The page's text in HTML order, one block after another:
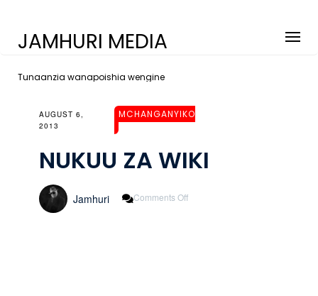
JAMHURI MEDIA
Tunaanzia wanapoishia wengine
AUGUST 6,
2013
MCHANGANYIKO
NUKUU ZA WIKI
Jamhuri Comments Off